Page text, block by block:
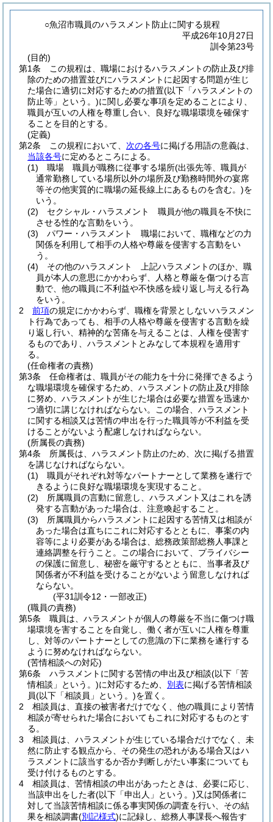
○魚沼市職員のハラスメント防止に関する規程
平成26年10月27日
訓令第23号
(目的)
第1条
この規程は、職場におけるハラスメントの防止及び排
除のための措置並びにハラスメントに起因する問題が生じ
た場合に適切に対応するための措置(以下「ハラスメントの
防止等」という。)に関し必要な事項を定めることにより、
職員が互いの人権を尊重し合い、良好な職場環境を確保す
ることを目的とする。
(定義)
第2条
この規程において、 次の各号に掲げる用語の意義は、
当該各号に定めるところによる。
(1)
職場 職員が職務に従事する場所(出張先等、職員が
通常勤務している場所以外の場所及び勤務時間外の宴席
等その他実質的に職場の延長線上にあるものを含む。)を
いう。
(2)
セクシャル・ハラスメント 職員が他の職員を不快に
させる性的な言動をいう。
(3)
パワー・ハラスメント 職場において、職権などの力
関係を利用して相手の人格や尊厳を侵害する言動をい
う。
(4)
その他のハラスメント 上記ハラスメントのほか、職
員が本人の意思にかかわらず、人格と尊厳を傷つける言
動で、他の職員に不利益や不快感を繰り返し与える行為
をいう。
2
前項の規定にかかわらず、職権を背景としないハラスメン
ト行為であっても、相手の人格や尊厳を侵害する言動を繰
り返し行い、精神的な苦痛を与えることは、人権を侵害す
るものであり、ハラスメントとみなして本規程を適用す
る。
(任命権者の責務)
第3条
任命権者は、職員がその能力を十分に発揮できるよう
な職場環境を確保するため、ハラスメントの防止及び排除
に努め、ハラスメントが生じた場合は必要な措置を迅速か
つ適切に講じなければならない。
この場合、ハラスメント
に関する相談又は苦情の申出を行った職員等が不利益を受
けることがないよう配慮しなければならない。
(所属長の責務)
第4条
所属長は、ハラスメント防止のため、次に掲げる措置
を講じなければならない。
(1)
職員がそれぞれ対等なパートナーとして業務を遂行で
きるように良好な職場環境を実現すること。
(2)
所属職員の言動に留意し、ハラスメント又はこれを誘
発する言動があった場合は、注意喚起すること。
(3)
所属職員からハラスメントに起因する苦情又は相談が
あった場合は直ちにこれに対応するとともに、事案の内
容等により必要がある場合は、総務政策部総務人事課と
連絡調整を行うこと。
この場合において、プライバシー
の保護に留意し、秘密を厳守するとともに、当事者及び
関係者が不利益を受けることがないよう留意しなければ
ならない。
(平31訓令12・一部改正)
(職員の責務)
第5条
職員は、ハラスメントが個人の尊厳を不当に傷つけ職
場環境を害することを自覚し、働く者が互いに人権を尊重
し、対等のパートナーとしての意識の下に業務を遂行する
ように努めなければならない。
(苦情相談への対応)
第6条
ハラスメントに関する苦情の申出及び相談(以下「苦
情相談」という。)に対応するため、 別表に掲げる苦情相談
員(以下「相談員」という。)を置く。
2
相談員は、直接の被害者だけでなく、他の職員により苦情
相談が寄せられた場合においてもこれに対応するものとす
る。
3
相談員は、ハラスメントが生じている場合だけでなく、未
然に防止する観点から、その発生の恐れがある場合又はハ
ラスメントに該当するか否か判断しがたい事案についても
受け付けるものとする。
4
相談員は、苦情相談の申出があったときは、必要に応じ、
当該申出をした者(以下「申出人」という。)又は関係者に
対して当該苦情相談に係る事実関係の調査を行い、その結
果を相談調書(別記様式)に記録し、総務人事課長へ報告す